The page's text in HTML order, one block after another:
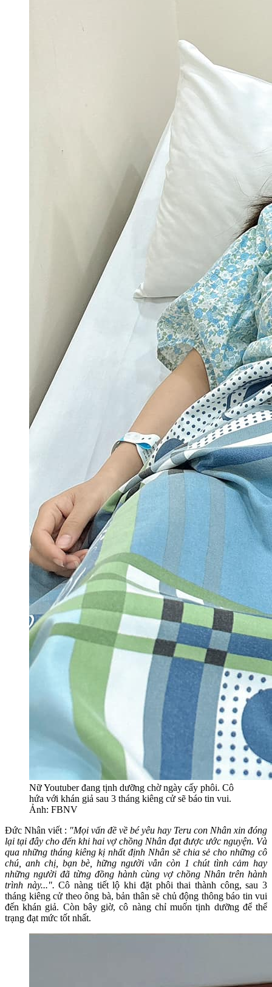
Nữ Youtuber đang tịnh dưỡng chờ ngày cấy phôi. Cô
hứa với khán giả sau 3 tháng kiêng cử sẽ báo tin vui.
Ảnh: FBNV
Đức Nhân viết : "Mọi vấn đề về bé yêu hay Teru con Nhân xin đóng
lại tại đây cho đến khi hai vợ chồng Nhân đạt được ước nguyện. Và
qua những tháng kiêng kị nhất định Nhân sẽ chia sẻ cho những cô
chú, anh chị, bạn bè, hững người vẫn còn 1 chút tình cảm hay
những người đã từng đồng hành cùng vợ chồng Nhân trên hành
trình này...".Cô nàng tiết lộ khi đặt phôi thai thành công, sau 3
tháng kiêng cử theo ông bà, bản thân sẽ chủ động thông báo tin vui
đến khán giả. Còn bây giờ, cô nàng chỉ muốn tịnh dưỡng để thể
trạng đạt mức tốt nhất.